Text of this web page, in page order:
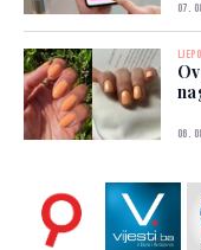
07.
06.